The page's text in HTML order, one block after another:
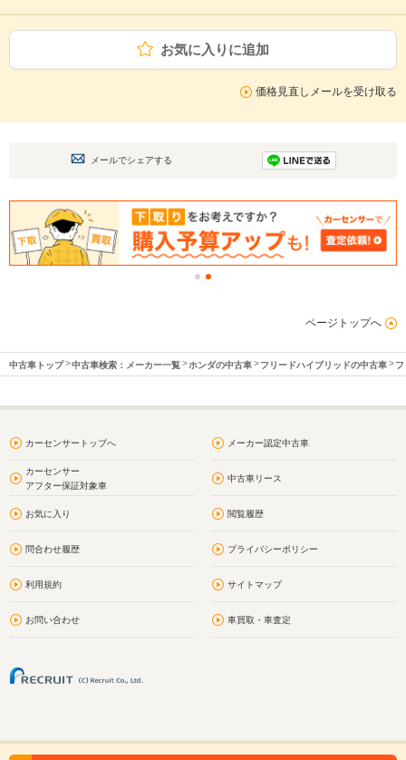
お気に入りに追加
価格見直しメールを受け取る
メールでシェアする
ページトップへ
中古車トップ 中古車検索：メーカー一覧 ホンダの中古車 フリードハイブリッドの中古車
カーセンサートップへ メーカー認定中古車
カーセンサー
アフター保証対象車
中古車リース
お気に入り 閲覧履歴
問合わせ履歴 プライバシーポリシー
利用規約 サイトマップ
お問い合わせ 車買取・車査定